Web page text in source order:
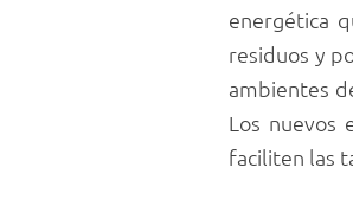
energética
residuos y
ambientes
Los nuevos
faciliten las